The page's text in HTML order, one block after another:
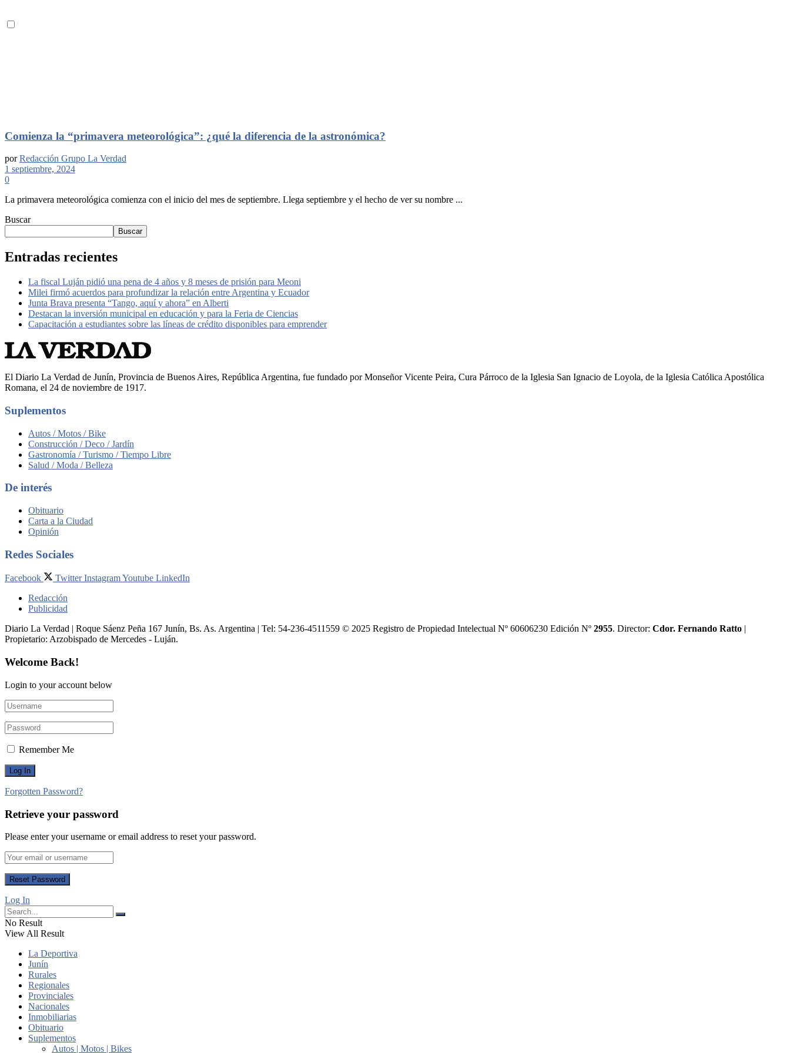
Comienza la “primavera meteorológica”: ¿qué la diferencia de la astronómica?
por Redacción Grupo La Verdad
1 septiembre, 2024
0
La primavera meteorológica comienza con el inicio del mes de septiembre. Llega septiembre y el hecho de ver su nombre ...
Buscar
Buscar
Entradas recientes
La fiscal Luján pidió una pena de 4 años y 8 meses de prisión para Meoni
Milei firmó acuerdos para profundizar la relación entre Argentina y Ecuador
Junta Brava presenta “Tango, aquí y ahora” en Alberti
Destacan la inversión municipal en educación y para la Feria de Ciencias
Capacitación a estudiantes sobre las líneas de crédito disponibles para emprender
El Diario La Verdad de Junín, Provincia de Buenos Aires, República Argentina, fue fundado por Monseñor Vicente Peira, Cura Párroco de la Iglesia San Ignacio de Loyola, de la Iglesia Católica Apostólica
Romana, el 24 de noviembre de 1917.
Suplementos
Autos / Motos / Bike
Construcción / Deco / Jardín
Gastronomía / Turismo / Tiempo Libre
Salud / Moda / Belleza
De interés
Obituario
Carta a la Ciudad
Opinión
Redes Sociales
Facebook Twitter InstagramYoutube LinkedIn
Redacción
Publicidad
Diario La Verdad | Roque Sáenz Peña 167 Junín, Bs. As. Argentina | Tel: 54-236-4511559 © 2025 Registro de Propiedad Intelectual Nº 60606230 Edición Nº 2955. Director:​ Cdor. Fernando Ratto |
Propietario:​ Arzobispado de Mercedes - Luján.
Welcome Back!
Login to your account below
Remember Me
Forgotten Password?
Retrieve your password
Please enter your username or email address to reset your password.
Log In
No Result
View All Result
La Deportiva
Junín
Rurales
Regionales
Provinciales
Nacionales
Inmobiliarias
Obituario
Suplementos
Autos | Motos | Bikes